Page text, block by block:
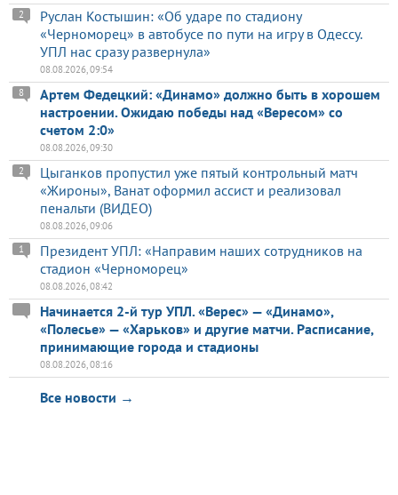
Руслан Костышин: «Об ударе по стадиону
«Черноморец» в автобусе по пути на игру в Одессу.
УПЛ нас сразу развернула»
2
08.08.2026, 09:54
Артем Федецкий: «Динамо» должно быть в хорошем
настроении. Ожидаю победы над «Вересом» со
счетом 2:0»
8
08.08.2026, 09:30
Цыганков пропустил уже пятый контрольный матч
«Жироны», Ванат оформил ассист и реализовал
пенальти (ВИДЕО)
2
08.08.2026, 09:06
Президент УПЛ: «Направим наших сотрудников на
стадион «Черноморец»
1
08.08.2026, 08:42
Начинается 2-й тур УПЛ. «Верес» — «Динамо»,
«Полесье» — «Харьков» и другие матчи. Расписание,
принимающие города и стадионы
08.08.2026, 08:16
Все новости →